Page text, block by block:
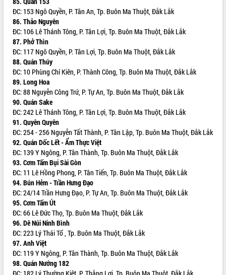
du khách thông qua Hệ thống cơ sở dữ
liệu và Bản đồ số
Tập huấn ứng dụng trí tuệ nhân tạo (AI)
trong thương mại điện tử năm 2026
Đoàn đại biểu Quốc hội tỉnh Đắk Lắk
trao đổi thông tin trước Kỳ họp thứ
nhất, Quốc hội khóa XVI
Quyết liệt cải cách hành chính, khơi
thông nguồn lực phát triển
Nâng cao hiệu lực, hiệu quả HĐND
tỉnh thông qua hiện đại hóa hành chính
Xã Ea Phê gắn cải cách hành chính với
chuyển đổi số
Phó Chủ tịch Thường trực UBND tỉnh
Hồ Thị Nguyên Thảo làm việc tại Trung
tâm Phục vụ hành chính công xã Ea
Phê
Xây dựng nền hành chính số đồng
hành cùng nông dân dân, doanh nghiệp
Giai đoạn 2026-2030, Đắk Lắk phấn
đấu có 77% xã đạt chuẩn nông thôn
mới
Chuyển đổi số 'mở đường' cho nông
nghiệp Đắk Lắk tăng trưởng bứt phá
ĐC: 153 Ngô Quyền, P. Tân An, Tp. Buôn Ma Thuột, Đắk Lắk
86. Thảo Nguyên
ĐC: 106 Lê Thánh Tông, P. Tân Lợi, Tp. Buôn Ma Thuột, Đắk Lắk
87. Phở Thìn
ĐC: 117 Ngô Quyền, P. Tân Lợi, Tp. Buôn Ma Thuột, Đắk Lắk
88. Quán Thúy
ĐC: 10 Phùng Chí Kiên, P. Thành Công, Tp. Buôn Ma Thuột, Đắk Lắk
89. Long Hoa
ĐC: 88 Nguyễn Công Trứ, P. Tự An, Tp. Buôn Ma Thuột, Đắk Lắk
90. Quán Sake
ĐC: 242 Lê Thánh Tông, P. Tân Lợi, Tp. Buôn Ma Thuột, Đắk Lắk
91. Quyên Quyên
ĐC: 254 - 256 Nguyễn Tất Thành, P. Tân Lập, Tp. Buôn Ma Thuột, Đắk Lắk
92. Quán Dốc Lết - Ẩm Thực Việt
ĐC: 139 Y Ngông, P. Tân Thành, Tp. Buôn Ma Thuột, Đắk Lắk
93. Cơm Tấm Bụi Sài Gòn
ĐC: 11 Lê Hồng Phong, P. Tân Tiến, Tp. Buôn Ma Thuột, Đắk Lắk
94. Bún Hẻm - Trần Hưng Đạo
ĐC: 24/14 Trần Hưng Đạo, P. Tự An, Tp. Buôn Ma Thuột, Đắk Lắk
95. Cơm Tấm Út
ĐC: 66 Lê Đức Thọ, Tp. Buôn Ma Thuột, Đắk Lắk
96. Dê Núi Ninh Bình
ĐC: 223 Lý Thái Tổ , Tp. Buôn Ma Thuột, Đắk Lắk
97. Anh Việt
ĐC: 119 Y Ngông, P. Tân Thành, Tp. Buôn Ma Thuột, Đắk Lắk
98. Quán Nướng 182